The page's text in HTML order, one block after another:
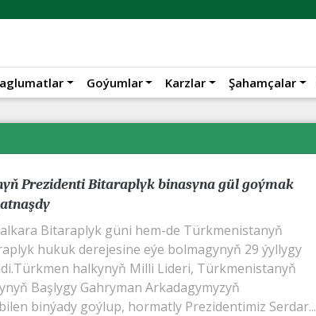
Goýumlar Karzlar Şahamçalar
Prezidenti Bitaraplyk binasyna gül goýmak
Bitaraplyk güni hem-de Türkmenistanyň
hukuk derejesine eýe bolmagynyň 29 ýyllygy
halkynyň Milli Lideri, Türkmenistanyň
Başlygy Gahryman Arkadagymyzyň
binýady goýlup, hormatly Prezidentimiz Serdar...